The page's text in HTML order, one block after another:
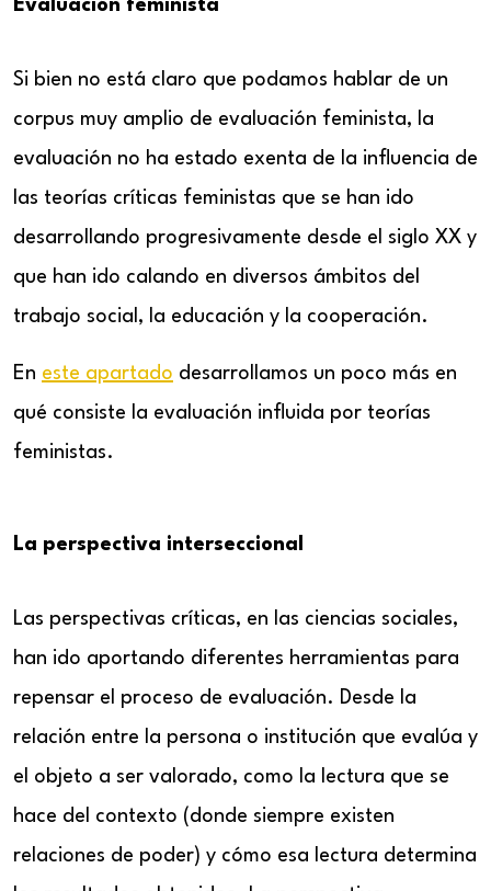
Evaluación feminista
Si bien no está claro que podamos hablar de un
corpus muy amplio de evaluación feminista, la
evaluación no ha estado exenta de la influencia de
las teorías críticas feministas que se han ido
desarrollando progresivamente desde el siglo XX y
que han ido calando en diversos ámbitos del
trabajo social, la educación y la cooperación.
En este apartado desarrollamos un poco más en
qué consiste la evaluación influida por teorías
feministas.
La perspectiva interseccional
Las perspectivas críticas, en las ciencias sociales,
han ido aportando diferentes herramientas para
repensar el proceso de evaluación. Desde la
relación entre la persona o institución que evalúa y
el objeto a ser valorado, como la lectura que se
hace del contexto (donde siempre existen
relaciones de poder) y cómo esa lectura determina